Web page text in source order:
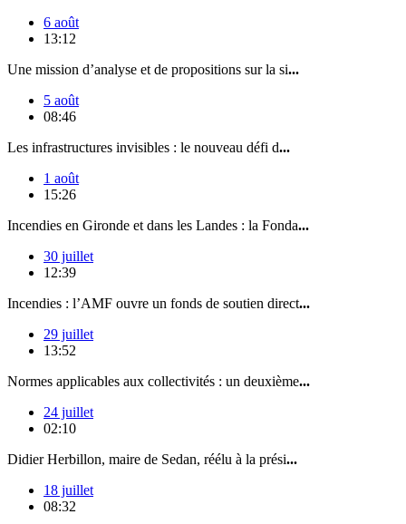
6 août
13:12
Une mission d’analyse et de propositions sur la si...
5 août
08:46
Les infrastructures invisibles : le nouveau défi d...
1 août
15:26
Incendies en Gironde et dans les Landes : la Fonda...
30 juillet
12:39
Incendies : l’AMF ouvre un fonds de soutien direct...
29 juillet
13:52
Normes applicables aux collectivités : un deuxième...
24 juillet
02:10
Didier Herbillon, maire de Sedan, réélu à la prési...
18 juillet
08:32